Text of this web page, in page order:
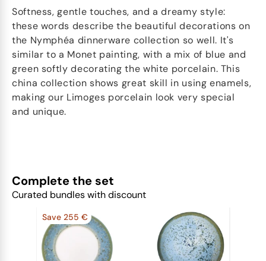
Softness, gentle touches, and a dreamy style:
these words describe the beautiful decorations on
the Nymphéa dinnerware collection so well. It's
similar to a Monet painting, with a mix of blue and
green softly decorating the white porcelain. This
china collection shows great skill in using enamels,
making our Limoges porcelain look very special
and unique.
Complete the set
Curated bundles with discount
Save 255 €